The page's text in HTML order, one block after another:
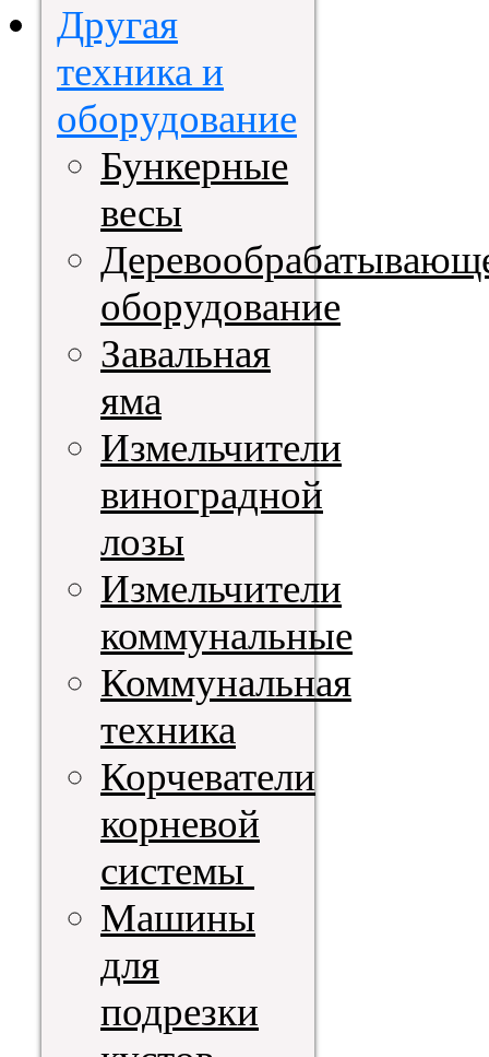
Другая
техника и
оборудование
Бункерные
весы
оборудование
Завальная
яма
Измельчители
виноградной
лозы
Измельчители
коммунальные
Коммунальная
техника
Корчеватели
корневой
системы
Машины
для
подрезки